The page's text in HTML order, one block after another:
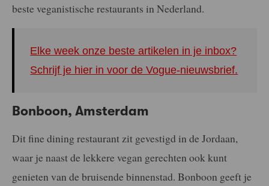
beste veganistische restaurants in Nederland.
Elke week onze beste artikelen in je inbox?
Schrijf je hier in voor de Vogue-nieuwsbrief.
Bonboon, Amsterdam
Dit fine dining restaurant zit gevestigd in de Jordaan,
waar je naast de lekkere vegan gerechten ook kunt
genieten van de bruisende binnenstad. Bonboon geeft je